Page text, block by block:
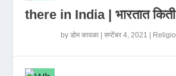
there in India | भारतात
byडोम कावळा |सप्टेंबर 4, 2021